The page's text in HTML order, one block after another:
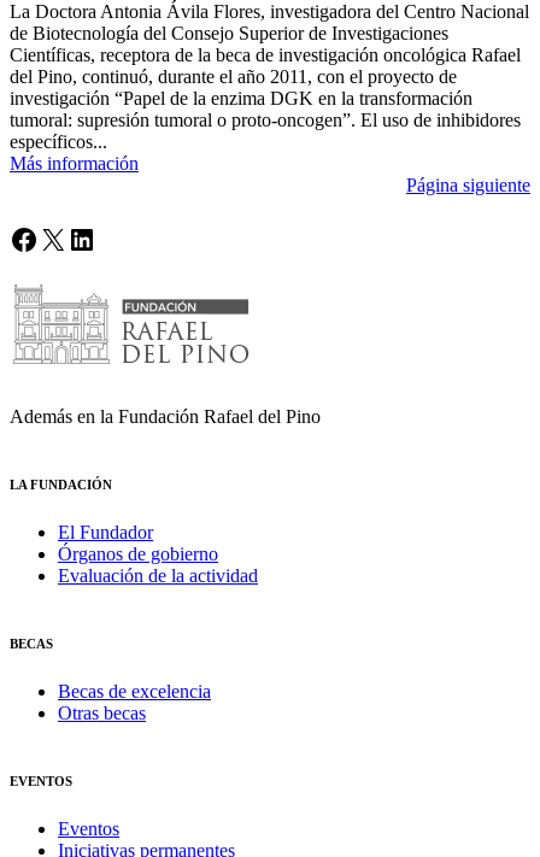
La Doctora Antonia Ávila Flores, investigadora del Centro Nacional
de Biotecnología del Consejo Superior de Investigaciones
Científicas, receptora de la beca de investigación oncológica Rafael
del Pino, continuó, durante el año 2011, con el proyecto de
investigación “Papel de la enzima DGK en la transformación
tumoral: supresión tumoral o proto-oncogen”. El uso de inhibidores
específicos...
Más información
Página siguiente
Facebook
X LinkedIn
Además en la Fundación Rafael del Pino
LA FUNDACIÓN
El Fundador
Órganos de gobierno
Evaluación de la actividad
BECAS
Becas de excelencia
Otras becas
EVENTOS
Eventos
Iniciativas permanentes